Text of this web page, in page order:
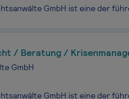
/ Beratung /
GmbH